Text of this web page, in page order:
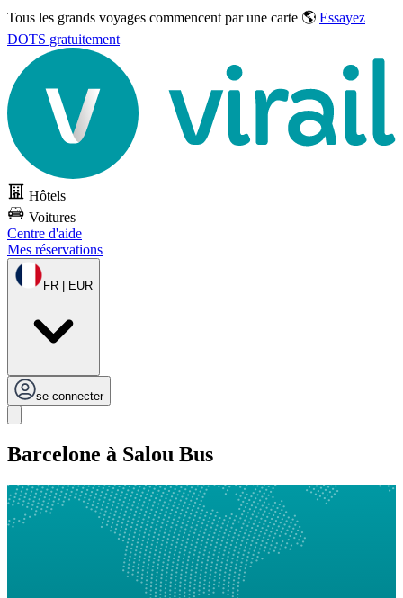
Tous les grands voyages commencent par une carte 🌎 Essayez
DOTS gratuitement
Hôtels
Voitures
Centre d'aide
Mes réservations
FR | EUR
se connecter
Barcelone à Salou Bus